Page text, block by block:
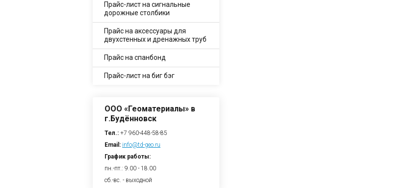
Прайс-лист на сигнальные
дорожные столбики
Прайс на аксессуары для
двухстенных и дренажных труб
Прайс на спанбонд
Прайс-лист на биг бэг
ООО «Геоматериалы» в
г.Будённовск
Тел.: +7 960-448-58-85
Email: info@td-geo.ru
График работы:
пн.-пт.: 9.00 - 18.00
сб.-вс. - выходной